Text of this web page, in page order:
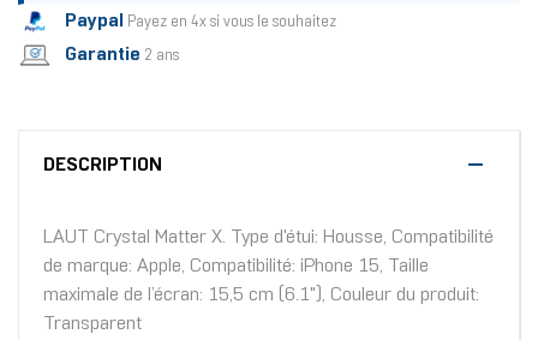
Paypal Payez en 4x si vous le souhaitez
Garantie 2 ans
DESCRIPTION
LAUT Crystal Matter X. Type d'étui: Housse, Compatibilité
de marque: Apple, Compatibilité: iPhone 15, Taille
maximale de l’écran: 15,5 cm (6.1"), Couleur du produit:
Transparent